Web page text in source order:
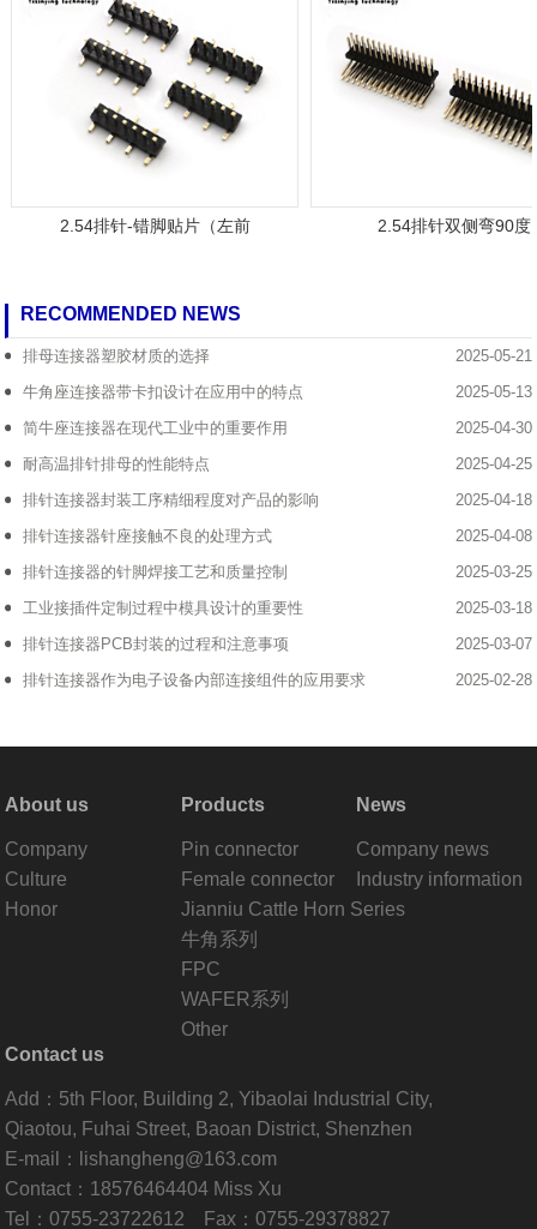
2.54排针-错脚贴片（左前 2.54排针双侧弯90度
RECOMMENDED NEWS
2025-05-21
排母连接器塑胶材质的选择
2025-05-13
牛角座连接器带卡扣设计在应用中的特点
2025-04-30
简牛座连接器在现代工业中的重要作用
2025-04-25
耐高温排针排母的性能特点
2025-04-18
排针连接器封装工序精细程度对产品的影响
2025-04-08
排针连接器针座接触不良的处理方式
2025-03-25
排针连接器的针脚焊接工艺和质量控制
2025-03-18
工业接插件定制过程中模具设计的重要性
2025-03-07
排针连接器PCB封装的过程和注意事项
2025-02-28
排针连接器作为电子设备内部连接组件的应用要求
About us
Company
Culture
Honor
Products
Pin connector
Female connector
Jianniu Cattle Horn Series
牛角系列
FPC
WAFER系列
Other
News
Company news
Industry information
Contact us
Add：5th Floor, Building 2, Yibaolai Industrial City,
Qiaotou, Fuhai Street, Baoan District, Shenzhen
E-mail：lishangheng@163.com
Contact：18576464404 Miss Xu
Tel：0755-23722612 Fax：0755-29378827